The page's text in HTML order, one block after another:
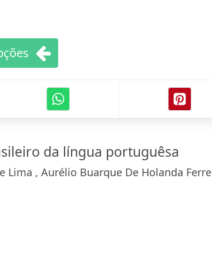
da língua portuguêsa
Lima , Aurélio Buarque De Holanda